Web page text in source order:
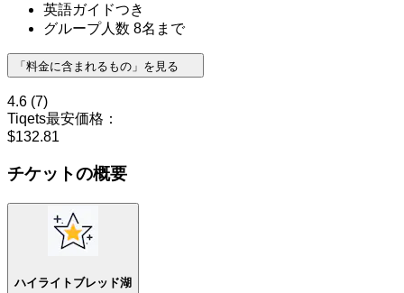
英語ガイドつき
グループ人数 8名まで
「料金に含まれるもの」を見る
4.6 (7)
Tiqets最安価格：
$132.81
チケットの概要
ハイライトブレッド湖